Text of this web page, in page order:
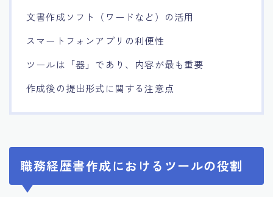
文書作成ソフト（ワードなど）の活用
スマートフォンアプリの利便性
ツールは「器」であり、内容が最も重要
作成後の提出形式に関する注意点
職務経歴書作成におけるツールの役割